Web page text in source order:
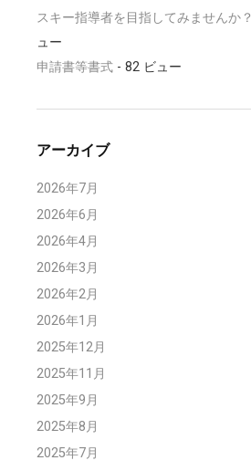
スキー指導者を目指してみませんか？
ュー
申請書等書式 - 82 ビュー
アーカイブ
2026年7月
2026年6月
2026年4月
2026年3月
2026年2月
2026年1月
2025年12月
2025年11月
2025年9月
2025年8月
2025年7月